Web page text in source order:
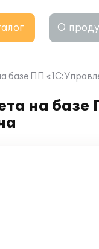
О
базе ПП
на